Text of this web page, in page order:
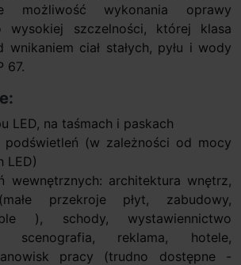
możliwość wykonania oprawy
wysokiej szczelności, której klasa
wnikaniem ciał stałych, pyłu i wody
67.
LED, na taśmach i paskach
(w zależności od mocy
LED)
wewnętrznych: architektura wnętrz,
przekroje płyt, zabudowy,
), schody, wystawiennictwo
scenografia, reklama, hotele,
pracy (trudno dostępne -